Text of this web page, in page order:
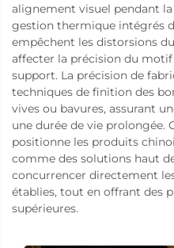
alignement visuel pendant
gestion thermique intégrés
empêchent les distorsions
affecter la précision du
support. La précision de
techniques de finition des
vives ou bavures, assurant
une durée de vie prolongée.
positionne les produits
comme des solutions haut
concurrencer directement
établies, tout en offrant des
supérieures.